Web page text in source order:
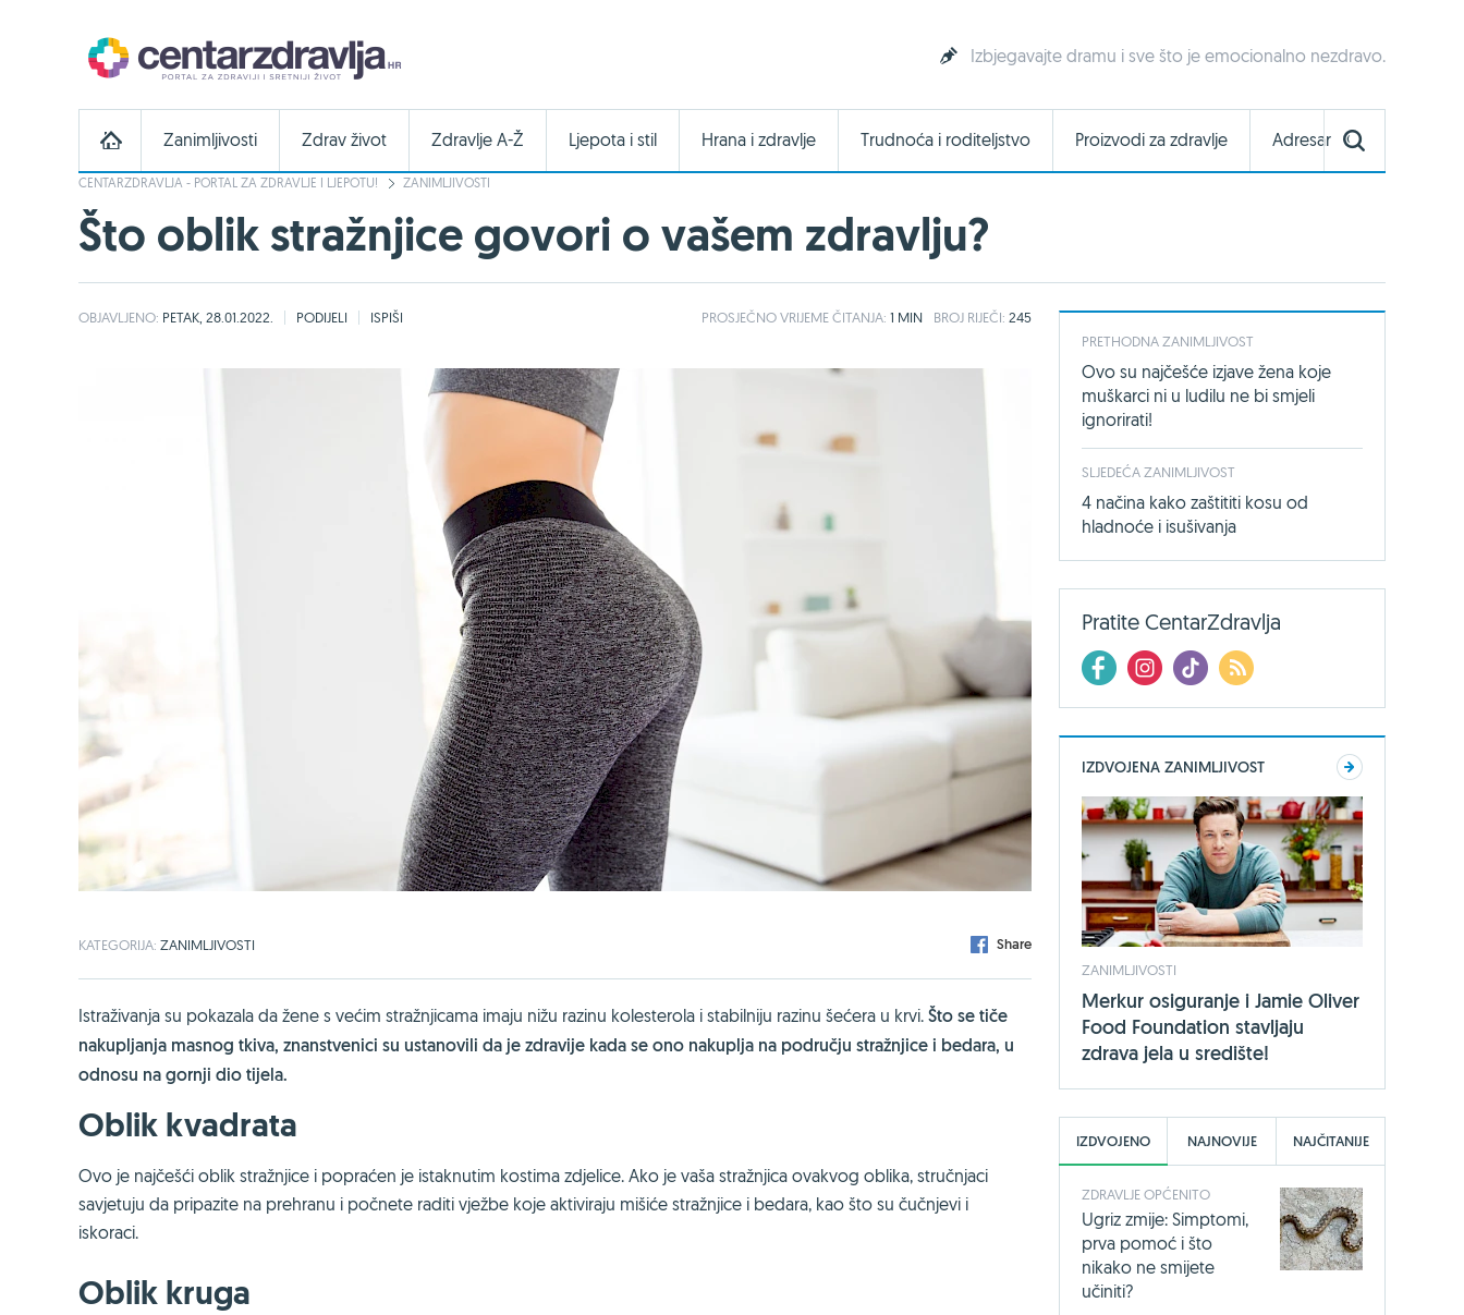
Izbjegavajte dramu i sve što je emocionalno nezdravo.
Zanimljivosti Zdrav život Zdravlje A-Ž Ljepota i stil Hrana i zdravlje Trudnoća i roditeljstvo Proizvodi za zdravlje Adresar
CENTARZDRAVLJA - PORTAL ZA ZDRAVLJE I LJEPOTU! ZANIMLJIVOSTI
Što oblik stražnjice govori o vašem zdravlju?
OBJAVLJENO: PETAK, 28.01.2022. PODIJELI ISPIŠI PROSJEČNOVRIJEME ČITANJA: 1 MIN BROJ RIJEČI: 245
KATEGORIJA: ZANIMLJIVOSTI Share
Istraživanja su pokazala da žene s većim stražnjicama imaju nižu razinu kolesterola i stabilniju razinu šećera u krvi. Što se tiče
nakupljanja masnog tkiva, znanstvenici su ustanovili da je zdravije kada se ono nakuplja na području stražnjice i bedara, u
odnosu na gornji dio tijela.
Oblik kvadrata
Ovo je najčešći oblik stražnjice i popraćen je istaknutim kostima zdjelice. Ako je vaša stražnjica ovakvog oblika, stručnjaci
savjetuju da pripazite na prehranu i počnete raditi vježbe koje aktiviraju mišiće stražnjice i bedara, kao što su čučnjevi i
iskoraci.
Oblik kruga
PRETHODNA ZANIMLJIVOST
Ovo su najčešće izjave žena koje
muškarci ni u ludilu ne bi smjeli
ignorirati!
SLJEDEĆA ZANIMLJIVOST
4 načina kako zaštititi kosu od
hladnoće i isušivanja
Pratite CentarZdravlja
IZDVOJENA ZANIMLJIVOST
ZANIMLJIVOSTI
Merkur osiguranje i Jamie Oliver
Food Foundation stavljaju
zdrava jela u središte!
IZDVOJENO NAJNOVIJE NAJČITANIJE
ZDRAVLJE OPĆENITO
Ugriz zmije: Simptomi,
prva pomoć i što
nikako ne smijete
učiniti?